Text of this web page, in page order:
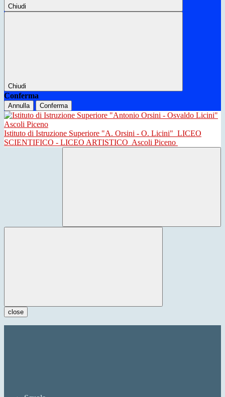
Chiudi
Chiudi
Conferma
Annulla Conferma
Istituto di Istruzione Superiore "A. Orsini - O. Licini" LICEO
SCIENTIFICO - LICEO ARTISTICO Ascoli Piceno
close